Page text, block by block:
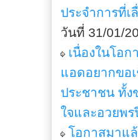
ประจำการที่
วันที่ 31/01/
เนื่องในโอ
แอดอยากขอ
ประชาชน ทั้ง
ใจและอวยพ
โอกาสมาแ